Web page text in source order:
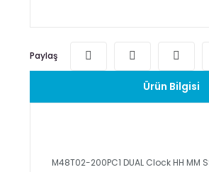
Paylaş
Ürün Bilgisi
M48T02-200PC1 DUAL Clock HH